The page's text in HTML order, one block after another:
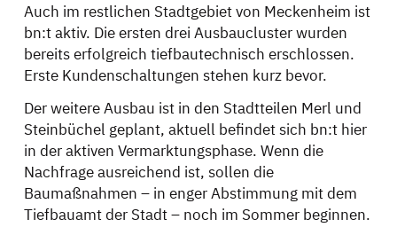
Auch im restlichen Stadtgebiet von Meckenheim ist
bn:t aktiv. Die ersten drei Ausbaucluster wurden
bereits erfolgreich tiefbautechnisch erschlossen.
Erste Kundenschaltungen stehen kurz bevor.
Der weitere Ausbau ist in den Stadtteilen Merl und
Steinbüchel geplant, aktuell befindet sich bn:t hier
in der aktiven Vermarktungsphase. Wenn die
Nachfrage ausreichend ist, sollen die
Baumaßnahmen – in enger Abstimmung mit dem
Tiefbauamt der Stadt – noch im Sommer beginnen.